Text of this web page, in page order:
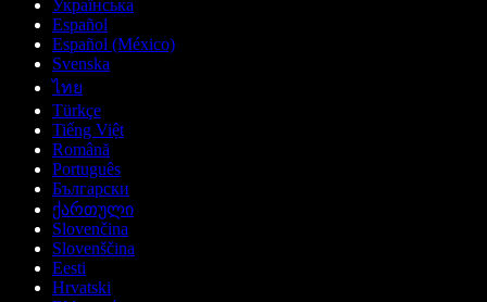
Українська
Español
Español (México)
Svenska
ไทย
Türkçe
Tiếng Việt
Română
Português
Български
ქართული
Slovenčina
Slovenščina
Eesti
Hrvatski